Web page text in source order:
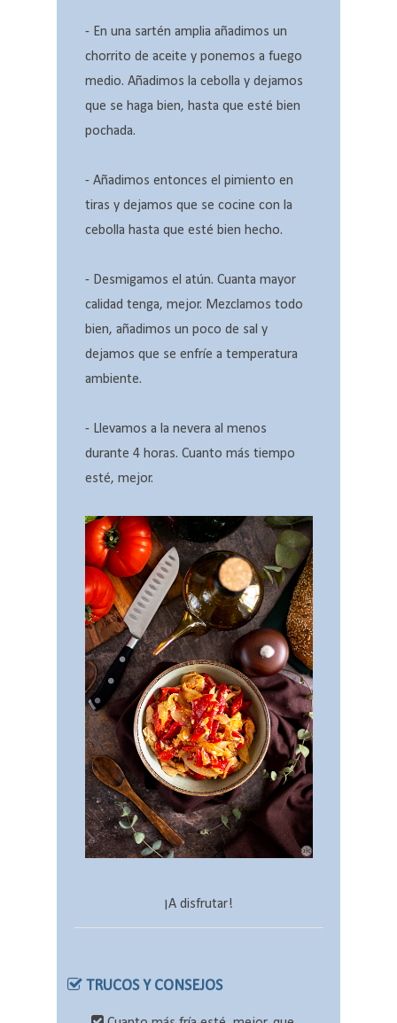
- En una sartén amplia añadimos un
chorrito de aceite y ponemos a fuego
medio. Añadimos la cebolla y dejamos
que se haga bien, hasta que esté bien
pochada.
- Añadimos entonces el pimiento en
tiras y dejamos que se cocine con la
cebolla hasta que esté bien hecho.
- Desmigamos el atún. Cuanta mayor
calidad tenga, mejor. Mezclamos todo
bien, añadimos un poco de sal y
dejamos que se enfríe a temperatura
ambiente.
- Llevamos a la nevera al menos
durante 4 horas. Cuanto más tiempo
esté, mejor.
¡A disfrutar!
TRUCOS Y CONSEJOS